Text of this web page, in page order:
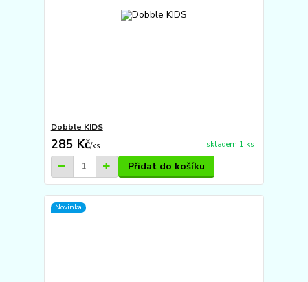
Dobble KIDS
285 Kč/ks skladem 1 ks
Přidat do košíku
Novinka